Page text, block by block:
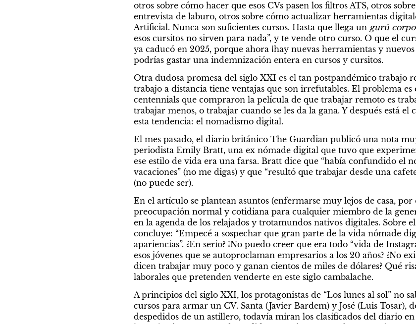
otros sobre cómo hacer que esos CVs pasen los filtros ATS, otros
entrevista de laburo, otros sobre cómo actualizar herramientas
Artificial. Nunca son suficientes cursos. Hasta que llega un gurú corpo
esos cursitos no sirven para nada”, y te vende otro curso. O que el
ya caducó en 2025, porque ahora ¡hay nuevas herramientas y
podrías gastar una indemnización entera en cursos y cursitos.
Otra dudosa promesa del siglo XXI es el tan postpandémico trabajo
trabajo a distancia tiene ventajas que son irrefutables. El problema
centennials que compraron la película de que trabajar remoto es
trabajar menos, o trabajar cuando se les da la gana. Y después está
esta tendencia: el nomadismo digital.
El mes pasado, el diario británico The Guardian publicó una nota
periodista Emily Bratt, una ex nómade digital que tuvo que
ese estilo de vida era una farsa. Bratt dice que “había confundido el
vacaciones” (no me digas) y que “resultó que trabajar desde una
(no puede ser).
En el artículo se plantean asuntos (enfermarse muy lejos de casa,
preocupación normal y cotidiana para cualquier miembro de la
en la agenda de los relajados y trotamundos nativos digitales. Sobre
concluye: “Empecé a sospechar que gran parte de la vida nómade
apariencias”. ¿En serio? ¡No puedo creer que era todo “vida de
esos jóvenes que se autoproclaman empresarios a los 20 años? ¿No
dicen trabajar muy poco y ganan cientos de miles de dólares? Qué
laborales que pretenden venderte en este siglo cambalache.
A principios del siglo XXI, los protagonistas de “Los lunes al sol” no
cursos para armar un CV. Santa (Javier Bardem) y José (Luis Tosar),
despedidos de un astillero, todavía miran los clasificados del diario